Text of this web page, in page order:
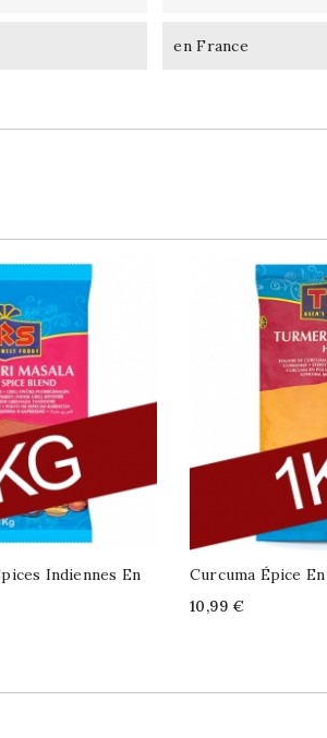
en France
Indiennes En
Curcuma Épice
Price
10,99 €